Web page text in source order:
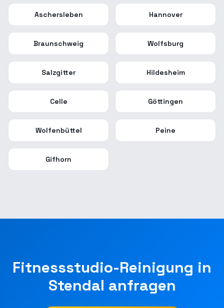
Aschersleben Hannover
Braunschweig Wolfsburg
Salzgitter Hildesheim
Celle Göttingen
Wolfenbüttel Peine
Gifhorn
Fitnessstudio-Reinigung in
Stendal anfragen